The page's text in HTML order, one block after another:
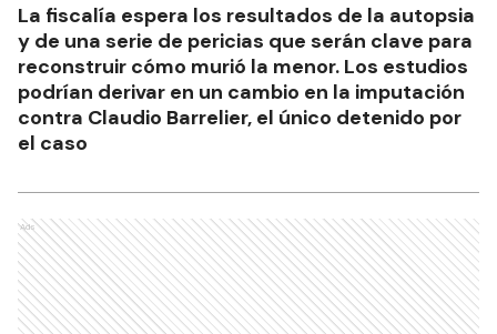
La fiscalía espera los resultados de la autopsia
y de una serie de pericias que serán clave para
reconstruir cómo murió la menor. Los estudios
podrían derivar en un cambio en la imputación
contra Claudio Barrelier, el único detenido por
el caso
Ads